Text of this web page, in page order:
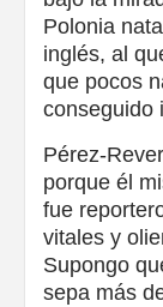
Polonia
inglés, al
que pocos
conseguido
Pérez-
porque él
fue
vitales y
Supongo
sepa más